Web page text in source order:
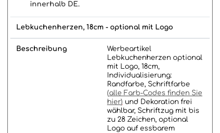
innerhalb DE.
Lebkuchenherzen, 18cm - optional mit Logo
Beschreibung
Werbeartikel
Lebkuchenherzen optional
mit Logo, 18cm,
Individualisierung:
Randfarbe, Schriftfarbe
(alle Farb-Codes finden Sie
hier) und Dekoration frei
wählbar, Schriftzug mit bis
zu 28 Zeichen, optional
Logo auf essbarem